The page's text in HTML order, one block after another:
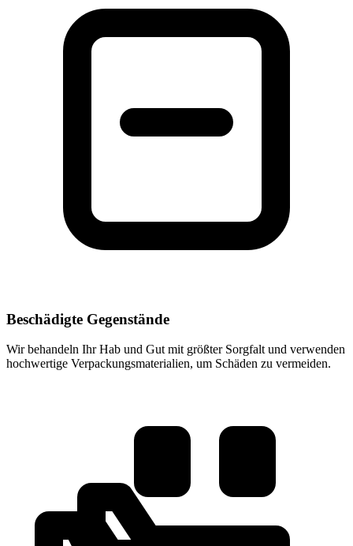
Beschädigte Gegenstände
Wir behandeln Ihr Hab und Gut mit größter Sorgfalt und verwenden
hochwertige Verpackungsmaterialien, um Schäden zu vermeiden.